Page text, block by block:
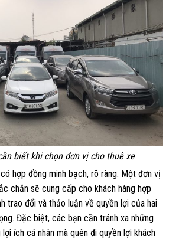
biết khi chọn đơn vị cho thuê xe
hợp đồng minh bạch, rõ ràng: Một đơn vị
chắn sẽ cung cấp cho khách hàng hợp
trao đổi và thảo luận về quyền lợi của hai
Đặc biệt, các bạn cần tránh xa những
ích cá nhân mà quên đi quyền lợi khách